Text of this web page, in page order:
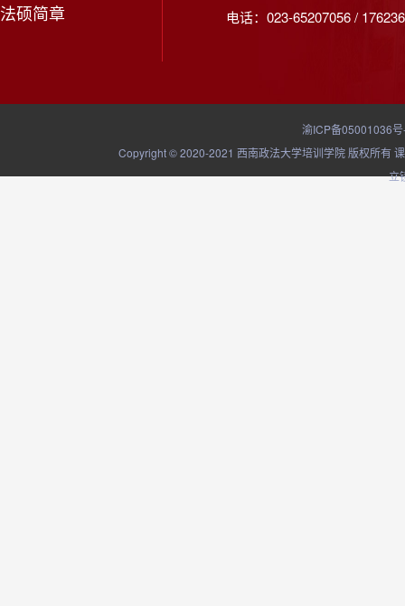
法硕简章
电话：023-65207056 /
渝ICP备05001036
Copyright © 2020-2021 西南政法大学培训学院 版权所有
立